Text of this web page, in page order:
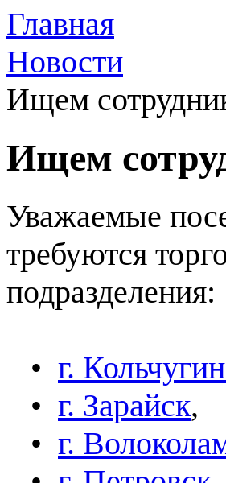
Главная
Новости
Ищем
Ищем
Уважаемые
требуются
подразделения:
• г.
• г. Зарайск,
• г.